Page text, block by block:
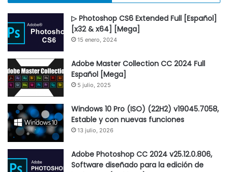
▷ Photoshop CS6 Extended Full [Español]
[x32 & x64] [Mega]
15 enero, 2024
Adobe Master Collection CC 2024 Full
Español [Mega]
5 julio, 2025
Windows 10 Pro (ISO) (22H2) v19045.7058,
Estable y con nuevas funciones
13 julio, 2026
Adobe Photoshop CC 2024 v25.12.0.806,
Software diseñado para la edición de